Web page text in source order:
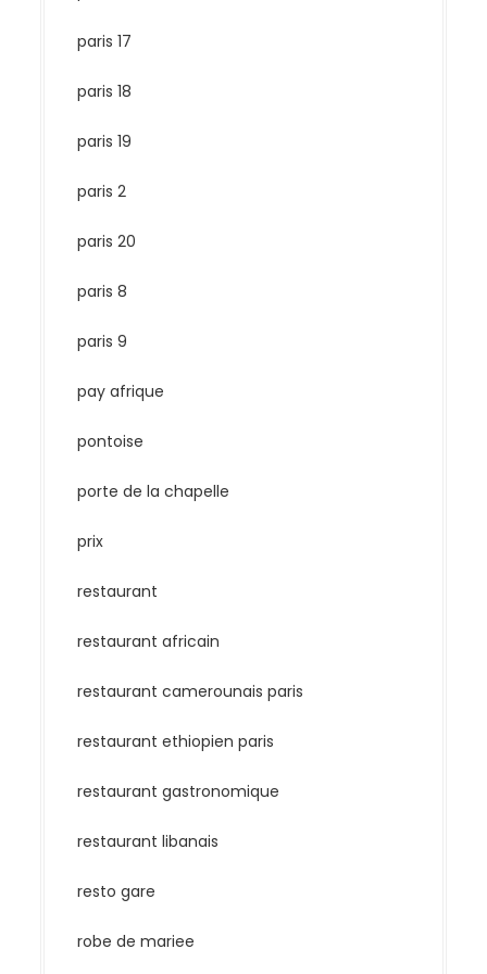
paris 17
paris 18
paris 19
paris 2
paris 20
paris 8
paris 9
pay afrique
pontoise
porte de la chapelle
prix
restaurant
restaurant africain
restaurant camerounais paris
restaurant ethiopien paris
restaurant gastronomique
restaurant libanais
resto gare
robe de mariee